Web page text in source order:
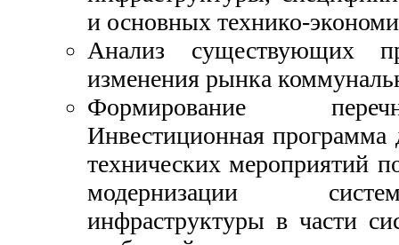
и основных технико-
Анализ существующих
изменения рынка
Формирование
Инвестиционная программа
технических мероприятий
модернизации
инфраструктуры в части